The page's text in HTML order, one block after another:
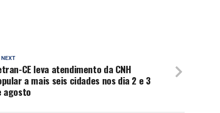
NEXT
CE leva atendimento da CNH
a mais seis cidades nos dia 2 e 3
agosto